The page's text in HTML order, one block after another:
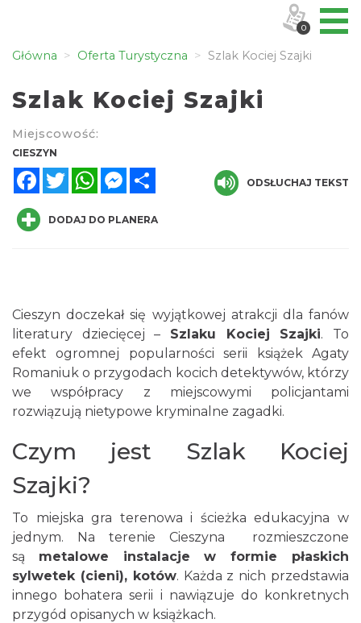
Główna Oferta Turystyczna Szlak Kociej Szajki
Szlak Kociej Szajki
Miejscowość:
CIESZYN
FacebookTwitterWhatsAppMessenger
ODSŁUCHAJ TEKST
DODAJ DO PLANERA
Cieszyn doczekał się wyjątkowej atrakcji dla fanów
literatury dziecięcej – Szlaku Kociej Szajki. To
efekt ogromnej popularności serii książek Agaty
Romaniuk o przygodach kocich detektywów, którzy
we współpracy z miejscowymi policjantami
rozwiązują nietypowe kryminalne zagadki.
Czym jest Szlak Kociej
Szajki?
To miejska gra terenowa i ścieżka edukacyjna w
jednym. Na terenie Cieszyna rozmieszczone
są metalowe instalacje w formie płaskich
sylwetek (cieni), kotów. Każda z nich przedstawia
innego bohatera serii i nawiązuje do konkretnych
przygód opisanych w książkach.
0